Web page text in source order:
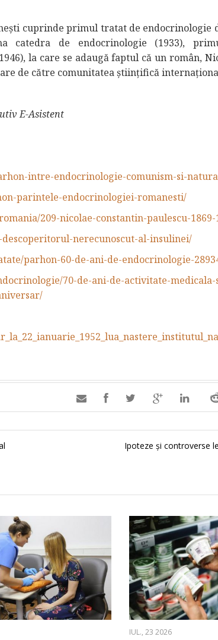
cuprinde primul tratat de endocrinologie
catedra de endocrinologie (1933),
la care se adaugă faptul că un român,
de către comunitatea științifică
E-Asistent
intre-endocrinologie-comunism-si-
parintele-endocrinologiei-romanesti/
209-nicolae-constantin-paulescu-1869-
nerecunoscut-al-insulinei/
parhon-60-de-ani-de-endocrinologie-
70-de-ani-de-activitate-
Ipoteze şi controverse
IUL., 23 2026